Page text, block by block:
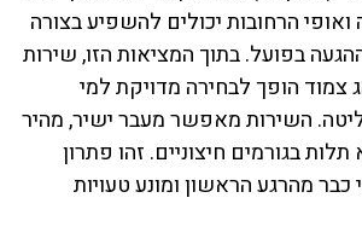
ואופי הרחובות יכולים להשפיע בצורה
בפועל. בתוך המציאות הזו, שירות
הופך לבחירה מדויקת למי
השירות מאפשר מעבר ישיר, מהיר
בגורמים חיצוניים. זהו פתרון
מהרגע הראשון ומונע טעויות